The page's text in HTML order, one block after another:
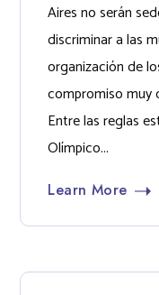
Aires no serán
discriminar a las
organización de
compromiso muy
Entre las reglas
Olímpico...
Learn More